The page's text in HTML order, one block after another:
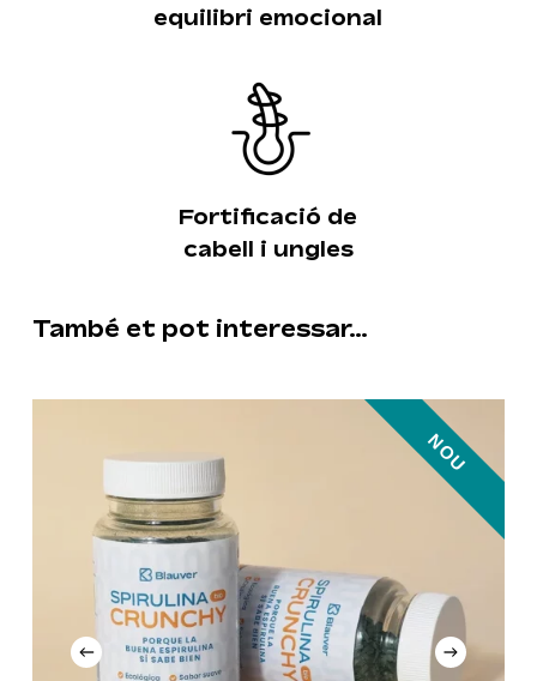
equilibri emocional
Fortificació de
cabell i ungles
També et pot interessar…